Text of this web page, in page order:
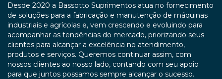
Desde 2020 a Bassotto Suprimentos atua no fornecimento
de soluções para a fabricação e manutenção de máquinas
industriais e agrícolas e, vem crescendo e evoluindo para
acompanhar as tendências do mercado, priorizando seus
clientes para alcançar a excelência no atendimento,
produtos e serviços. Queremos continuar assim, com
nossos clientes ao nosso lado, contando com seu apoio
para que juntos possamos sempre alcançar o sucesso.